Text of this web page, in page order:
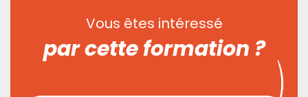
Vous êtes intéressé
par cette formation ?